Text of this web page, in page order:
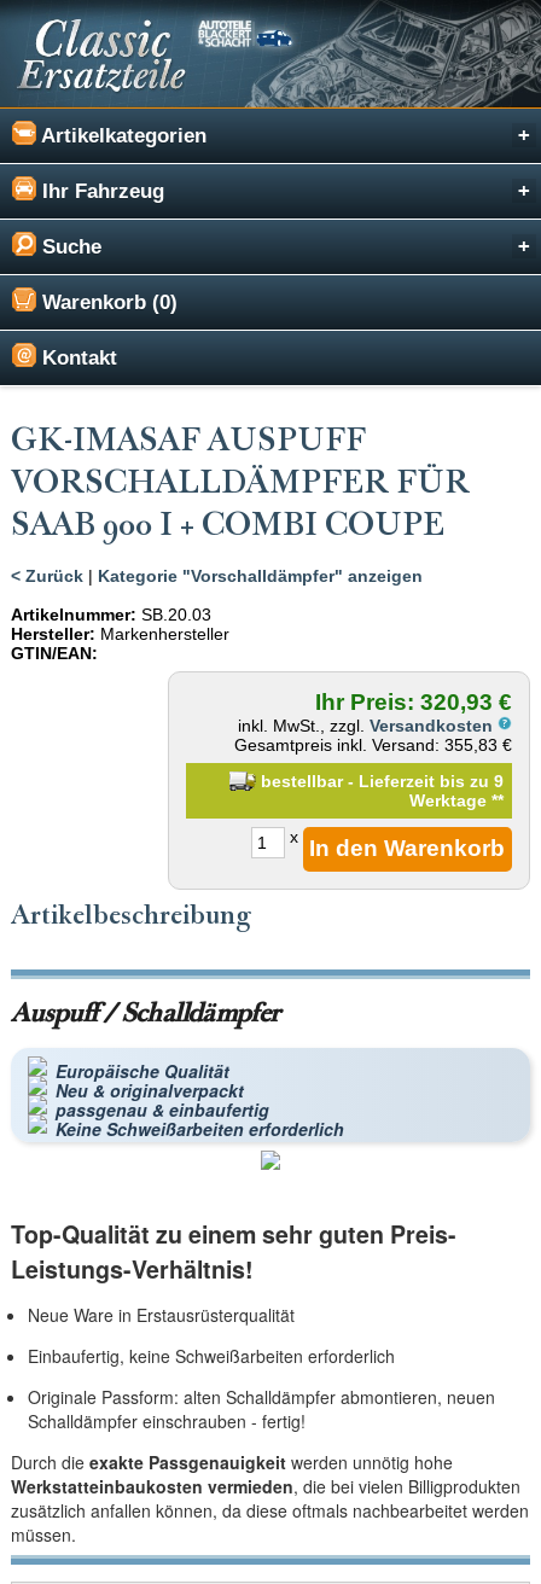
Artikelkategorien
Ihr Fahrzeug
Suche
Warenkorb (0)
Kontakt
GK-IMASAF AUSPUFF
VORSCHALLDÄMPFER FÜR
SAAB 900 I + COMBI COUPE
< Zurück| Kategorie "Vorschalldämpfer" anzeigen
Artikelnummer: SB.20.03
Hersteller: Markenhersteller
GTIN/EAN:
Ihr Preis: 320,93 €
inkl. MwSt., zzgl.Versandkosten
Gesamtpreis inkl. Versand: 355,83 €
bestellbar - Lieferzeit bis zu 9
Werktage**
x
Artikelbeschreibung
Auspuff / Schalldämpfer
Europäische Qualität
Neu & originalverpackt
passgenau & einbaufertig
Keine Schweißarbeiten erforderlich
Top-Qualität zu einem sehr guten Preis-
Leistungs-Verhältnis!
Neue Ware in Erstausrüsterqualität
Einbaufertig, keine Schweißarbeiten erforderlich
Originale Passform: alten Schalldämpfer abmontieren, neuen
Schalldämpfer einschrauben - fertig!
Durch die exakte Passgenauigkeitwerden unnötig hohe
Werkstatteinbaukosten vermieden, die bei vielen Billigprodukten
zusätzlich anfallen können, da diese oftmals nachbearbeitet werden
müssen.